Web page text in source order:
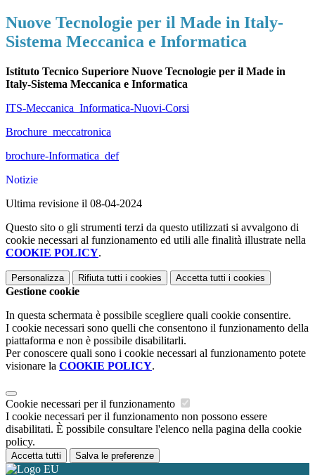
Nuove Tecnologie per il Made in Italy-
Sistema Meccanica e Informatica
Istituto Tecnico Superiore Nuove Tecnologie per il Made in
Italy-Sistema Meccanica e Informatica
ITS-Meccanica_Informatica-Nuovi-Corsi
Brochure_meccatronica
brochure-Informatica_def
Notizie
Ultima revisione il 08-04-2024
Questo sito o gli strumenti terzi da questo utilizzati si avvalgono di
cookie necessari al funzionamento ed utili alle finalità illustrate nella
COOKIE POLICY.
Personalizza Rifiuta tutti i cookies Accetta tutti i cookies
Gestione cookie
In questa schermata è possibile scegliere quali cookie consentire.
I cookie necessari sono quelli che consentono il funzionamento della
piattaforma e non è possibile disabilitarli.
Per conoscere quali sono i cookie necessari al funzionamento potete
visionare la COOKIE POLICY.
Cookie necessari per il funzionamento
I cookie necessari per il funzionamento non possono essere
disabilitati. È possibile consultare l'elenco nella pagina della cookie
policy.
Accetta tutti Salva le preferenze